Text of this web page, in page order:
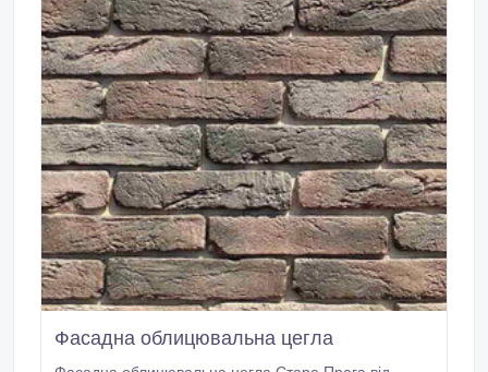
Фасадна облицювальна цегла